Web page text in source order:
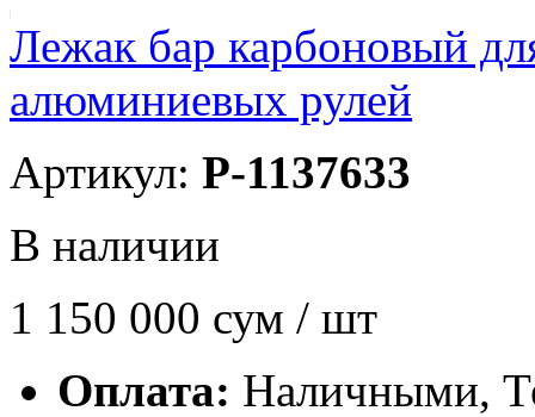
Лежак бар карбоновый
алюминиевых рулей
Артикул: P-1137633
В наличии
1 150 000 сум / шт
Оплата: Наличными,